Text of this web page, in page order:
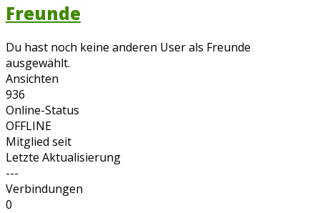
Freunde
Du hast noch keine anderen User als Freunde
ausgewählt.
Ansichten
936
Online-Status
OFFLINE
Mitglied seit
Letzte Aktualisierung
---
Verbindungen
0